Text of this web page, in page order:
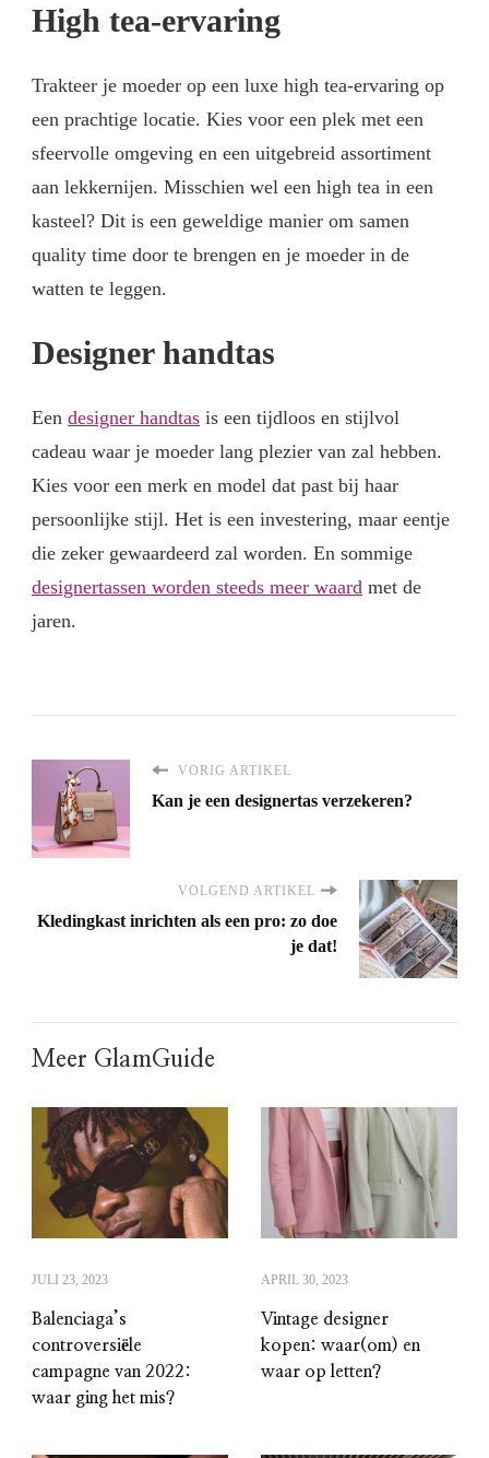
High tea-ervaring
Trakteer je moeder op een luxe high tea-ervaring op
een prachtige locatie. Kies voor een plek met een
sfeervolle omgeving en een uitgebreid assortiment
aan lekkernijen. Misschien wel een high tea in een
kasteel? Dit is een geweldige manier om samen
quality time door te brengen en je moeder in de
watten te leggen.
Designer handtas
Een designer handtas is een tijdloos en stijlvol
cadeau waar je moeder lang plezier van zal hebben.
Kies voor een merk en model dat past bij haar
persoonlijke stijl. Het is een investering, maar eentje
die zeker gewaardeerd zal worden. En sommige
designertassen worden steeds meer waard met de
jaren.
VORIG ARTIKEL
Kan je een designertas verzekeren?
VOLGEND ARTIKEL
Kledingkast inrichten als een pro: zo doe
je dat!
Meer GlamGuide
JULI 23, 2023
Balenciaga’s
controversiële
campagne van 2022:
waar ging het mis?
APRIL 30, 2023
Vintage designer
kopen: waar(om) en
waar op letten?